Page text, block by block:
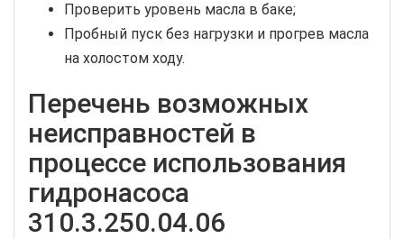
Проверить уровень масла в баке;
Пробный пуск без нагрузки и прогрев масла
на холостом ходу.
Перечень возможных
неисправностей в
процессе использования
гидронасоса
310.3.250.04.06